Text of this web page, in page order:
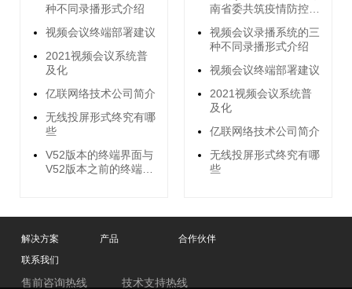
种不同录播形式介绍
视频会议终端部署建议
2021视频会议系统普
及化
亿联网络技术公司简介
无线投屏形式终究有哪
些
V52版本的终端界面与
V52版本之前的终端界
南省委共筑疫情防控钢
视频会议录播系统的三
种不同录播形式介绍
视频会议终端部署建议
2021视频会议系统普
及化
亿联网络技术公司简介
无线投屏形式终究有哪
些
解决方案 产品
合作伙伴
联系我们
售前咨询热线 技术支持热线